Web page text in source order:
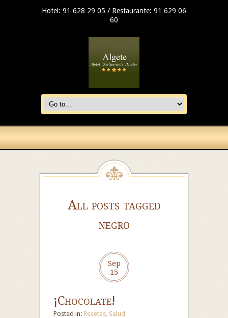
Hotel: 91 628 29 05 / Restaurante: 91 629 06
60
All posts tagged
negro
Sep
15
¡Chocolate!
Posted in: Recetas, Salud